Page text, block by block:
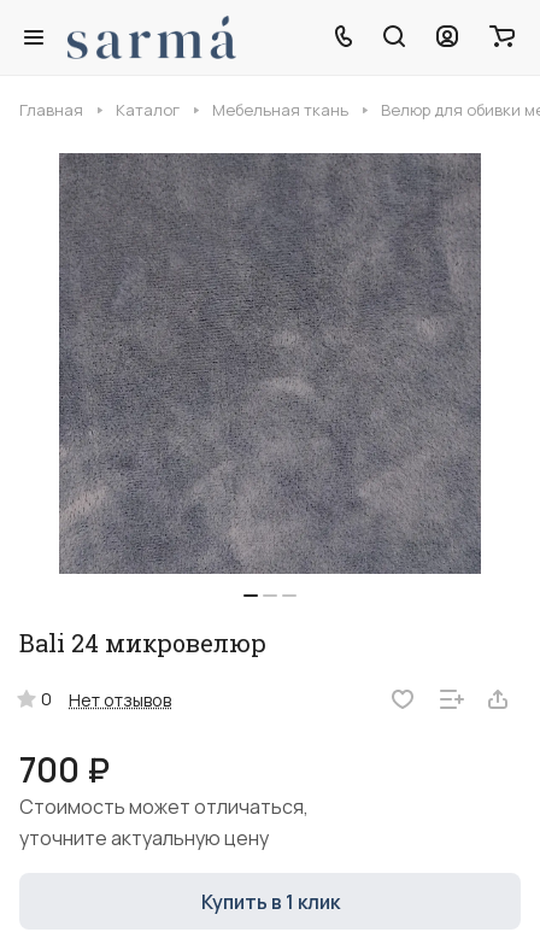
Главная Каталог Мебельная ткань Велюр для обивки
Bali 24 микровелюр
0 Нет отзывов
700 ₽
Стоимость может отличаться,
уточните актуальную цену
Купить в 1 клик